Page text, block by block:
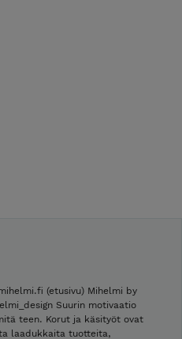
(etusivu) Mihelmi by
Suurin motivaatio
teen. Korut ja käsityöt ovat
laadukkaita tuotteita,